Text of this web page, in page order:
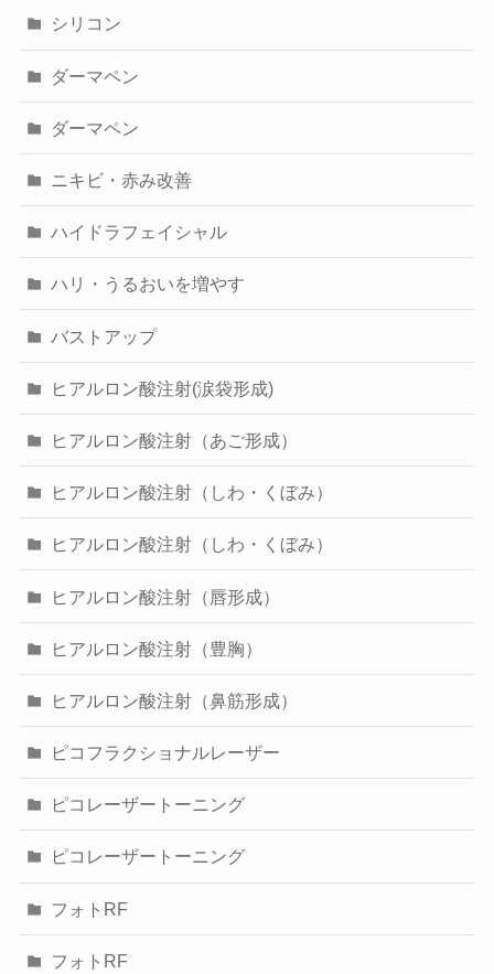
シリコン
ダーマペン
ダーマペン
ニキビ・赤み改善
ハイドラフェイシャル
ハリ・うるおいを増やす
バストアップ
ヒアルロン酸注射(涙袋形成)
ヒアルロン酸注射（あご形成）
ヒアルロン酸注射（しわ・くぼみ）
ヒアルロン酸注射（しわ・くぼみ）
ヒアルロン酸注射（唇形成）
ヒアルロン酸注射（豊胸）
ヒアルロン酸注射（鼻筋形成）
ピコフラクショナルレーザー
ピコレーザートーニング
ピコレーザートーニング
フォトRF
フォトRF